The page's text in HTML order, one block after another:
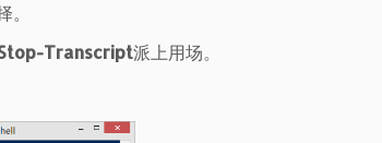
Transcript派上用场。